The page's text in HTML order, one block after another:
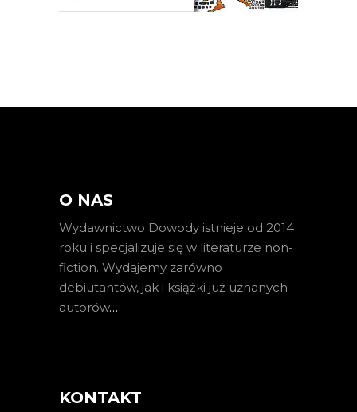
O NAS
Wydawnictwo Dowody istnieje od 2014
roku i specjalizuje się w literaturze non-
fiction. Wydajemy zarówno
debiutantów, jak i książki już uznanych
autorów…
KONTAKT